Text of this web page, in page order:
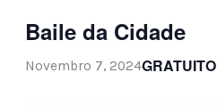
Baile da Cidade
Novembro 7, 2024GRATUITO